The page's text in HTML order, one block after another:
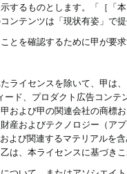
するものとします。「［「
ンテンツは「現状有姿」で
とを確認するために甲が要
ライセンスを除いて、甲は
ード、プロダクト広告コン
および甲の関連会社の商
産およびテクノロジー（ア
よび関連するマテリアル
は、本ライセンスに基づき